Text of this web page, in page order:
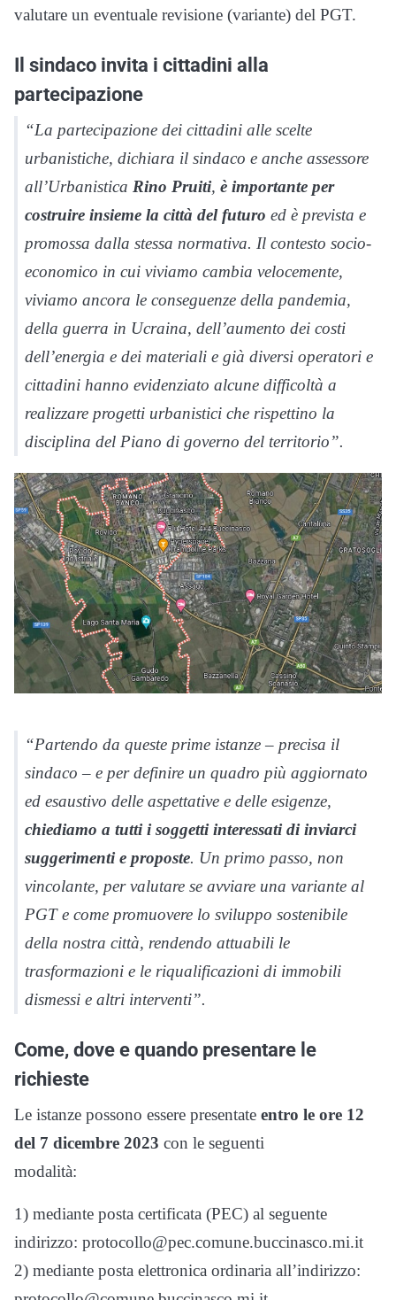
valutare un eventuale revisione (variante) del PGT.
Il sindaco invita i cittadini alla
partecipazione
“La partecipazione dei cittadini alle scelte
urbanistiche, dichiara il sindaco e anche assessore
all’Urbanistica Rino Pruiti, è importante per
costruire insieme la città del futuro ed è prevista e
promossa dalla stessa normativa. Il contesto socio-
economico in cui viviamo cambia velocemente,
viviamo ancora le conseguenze della pandemia,
della guerra in Ucraina, dell’aumento dei costi
dell’energia e dei materiali e già diversi operatori e
cittadini hanno evidenziato alcune difficoltà a
realizzare progetti urbanistici che rispettino la
disciplina del Piano di governo del territorio”.
“Partendo da queste prime istanze – precisa il
sindaco – e per definire un quadro più aggiornato
ed esaustivo delle aspettative e delle esigenze,
chiediamo a tutti i soggetti interessati di inviarci
suggerimenti e proposte. Un primo passo, non
vincolante, per valutare se avviare una variante al
PGT e come promuovere lo sviluppo sostenibile
della nostra città, rendendo attuabili le
trasformazioni e le riqualificazioni di immobili
dismessi e altri interventi”.
Come, dove e quando presentare le
richieste
Le istanze possono essere presentate entro le ore 12
del 7 dicembre 2023 con le seguenti
modalità:
1) mediante posta certificata (PEC) al seguente
indirizzo: protocollo@pec.comune.buccinasco.mi.it
2) mediante posta elettronica ordinaria all’indirizzo: